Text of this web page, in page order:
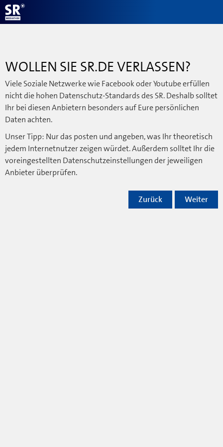
WOLLEN SIE SR.DE VERLASSEN?
Viele Soziale Netzwerke wie Facebook oder Youtube erfüllen
nicht die hohen Datenschutz-Standards des SR. Deshalb solltet
Ihr bei diesen Anbietern besonders auf Eure persönlichen
Daten achten.
Unser Tipp: Nur das posten und angeben, was Ihr theoretisch
jedem Internetnutzer zeigen würdet. Außerdem solltet Ihr die
voreingestellten Datenschutzeinstellungen der jeweiligen
Anbieter überprüfen.
Weiter
Zurück